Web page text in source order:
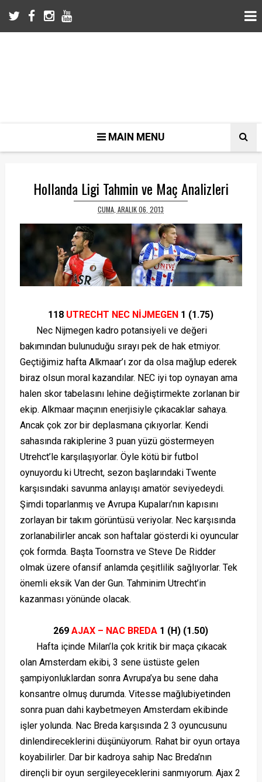
MAIN MENU
Hollanda Ligi Tahmin ve Maç Analizleri
CUMA, ARALIK 06, 2013
118 UTRECHT NEC NİJMEGEN 1 (1.75)
Nec Nijmegen kadro potansiyeli ve değeri
bakımından bulunuduğu sırayı pek de hak etmiyor.
Geçtiğimiz hafta Alkmaar’ı zor da olsa mağlup ederek
biraz olsun moral kazandılar. NEC iyi top oynayan ama
halen skor tabelasını lehine değiştirmekte zorlanan bir
ekip. Alkmaar maçının enerjisiyle çıkacaklar sahaya.
Ancak çok zor bir deplasmana çıkıyorlar. Kendi
sahasında rakiplerine 3 puan yüzü göstermeyen
Utrehct’le karşılaşıyorlar. Öyle kötü bir futbol
oynuyordu ki Utrecht, sezon başlarındaki Twente
karşısındaki savunma anlayışı amatör seviyedeydi.
Şimdi toparlanmış ve Avrupa Kupaları’nın kapısını
zorlayan bir takım görüntüsü veriyolar. Nec karşısında
zorlanabilirler ancak son haftalar gösterdi ki oyuncular
çok formda. Başta Toornstra ve Steve De Ridder
olmak üzere ofansif anlamda çeşitlilik sağlıyorlar. Tek
önemli eksik Van der Gun. Tahminim Utrecht’in
kazanması yönünde olacak.
269AJAX – NAC BREDA 1 (H) (1.50)
Hafta içinde Milan’la çok kritik bir maça çıkacak
olan Amsterdam ekibi, 3 sene üstüste gelen
şampiyonluklardan sonra Avrupa’ya bu sene daha
konsantre olmuş durumda. Vitesse mağlubiyetinden
sonra puan dahi kaybetmeyen Amsterdam ekibinde
işler yolunda. Nac Breda karşısında 2 3 oyuncusunu
dinlendireceklerini düşünüyorum. Rahat bir oyun ortaya
koyabilirler. Dar bir kadroya sahip Nac Breda’nın
dirençli bir oyun sergileyeceklerini sanmıyorum. Ajax 2